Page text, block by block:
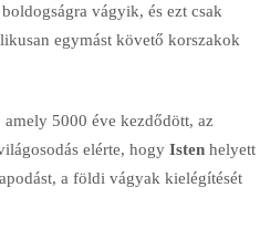
vágyik, és ezt csak
egymást követő korszakok
5000 éve kezdődött, az
elérte, hogy Istenhelyett
a földi vágyak kielégítését